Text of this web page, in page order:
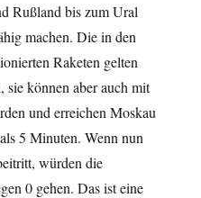
Rußland bis zum Ural
machen. Die in den
Raketen gelten
können aber auch mit
und erreichen Moskau
5 Minuten. Wenn nun
würden die
0 gehen. Das ist eine